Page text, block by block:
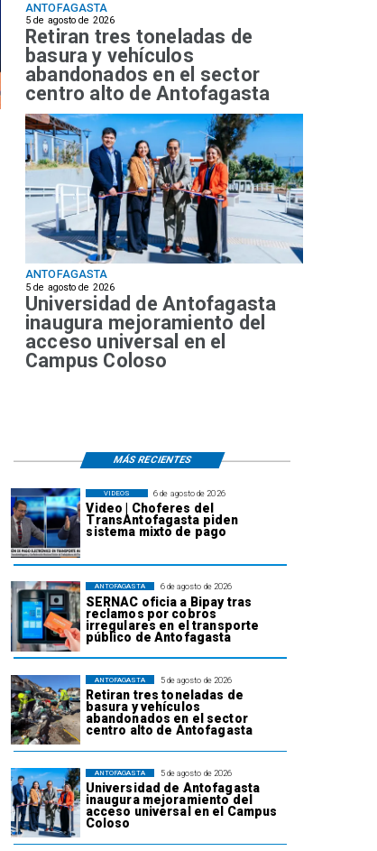
ANTOFAGASTA
5 de agosto de 2026
Retiran tres toneladas de
basura y vehículos
abandonados en el sector
centro alto de Antofagasta
ANTOFAGASTA
5 de agosto de 2026
Universidad de Antofagasta
inaugura mejoramiento del
acceso universal en el
Campus Coloso
6 de agosto de 2026
Video | Choferes del
TransAntofagasta piden
sistema mixto de pago
VIDEOS
6 de agosto de 2026
SERNAC oficia a Bipay tras
reclamos por cobros
irregulares en el transporte
público de Antofagasta
ANTOFAGASTA
5 de agosto de 2026
Retiran tres toneladas de
basura y vehículos
abandonados en el sector
centro alto de Antofagasta
ANTOFAGASTA
5 de agosto de 2026
Universidad de Antofagasta
inaugura mejoramiento del
acceso universal en el Campus
Coloso
ANTOFAGASTA
MÁS RECIENTES